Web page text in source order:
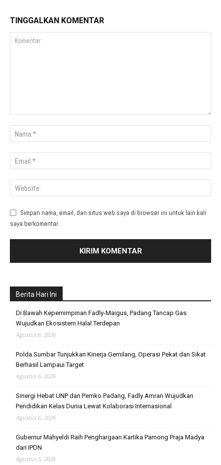
TINGGALKAN KOMENTAR
Simpan nama, email, dan situs web saya di browser ini untuk lain kali
saya berkomentar.
Berita Hari Ini
Di Bawah Kepemimpinan Fadly-Maigus, Padang Tancap Gas
Wujudkan Ekosistem Halal Terdepan
Agustus 6, 2026
Polda Sumbar Tunjukkan Kinerja Gemilang, Operasi Pekat dan Sikat
Berhasil Lampaui Target
Agustus 6, 2026
Sinergi Hebat UNP dan Pemko Padang, Fadly Amran Wujudkan
Pendidikan Kelas Dunia Lewat Kolaborasi Internasional
Agustus 6, 2026
Gubernur Mahyeldi Raih Penghargaan Kartika Pamong Praja Madya
dari IPDN
Agustus 5, 2026